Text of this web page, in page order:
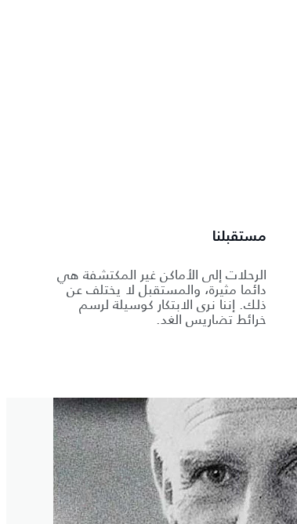
مستقبلنا
الرحلات إلى الأماكن غير المكتشفة هي
دائما مثيرة، والمستقبل لا يختلف عن
ذلك. إننا نرى الابتكار كوسيلة لرسم
خرائط تضاريس الغد.